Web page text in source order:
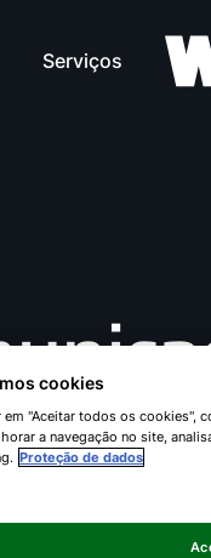
Serviços
cookies
em "Aceitar todos os cookies",
a navegação no site,
Proteção de dados